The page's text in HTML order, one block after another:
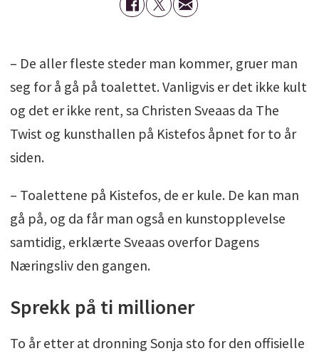
– De aller fleste steder man kommer, gruer man
seg for å gå på toalettet. Vanligvis er det ikke kult
og det er ikke rent, sa Christen Sveaas da The
Twist og kunsthallen på Kistefos åpnet for to år
siden.
– Toalettene på Kistefos, de er kule. De kan man
gå på, og da får man også en kunstopplevelse
samtidig, erklærte Sveaas overfor Dagens
Næringsliv den gangen.
Sprekk på ti millioner
To år etter at dronning Sonja sto for den offisielle